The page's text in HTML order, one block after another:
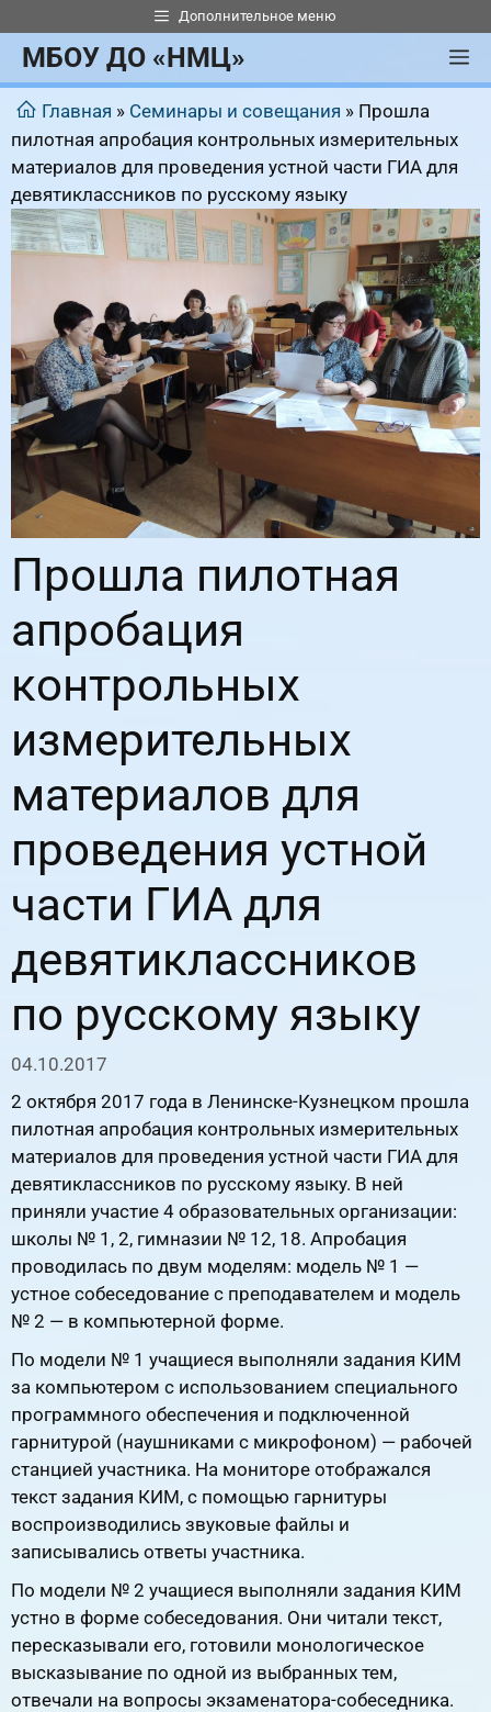
к
содержимому
Дополнительное меню
МБОУ ДО «НМЦ»
Главная » Семинары и совещания » Прошла
пилотная апробация контрольных измерительных
материалов для проведения устной части ГИА для
девятиклассников по русскому языку
Прошла пилотная
апробация
контрольных
измерительных
материалов для
проведения устной
части ГИА для
девятиклассников
по русскому языку
04.10.2017
2 октября 2017 года в Ленинске-Кузнецком прошла
пилотная апробация контрольных измерительных
материалов для проведения устной части ГИА для
девятиклассников по русскому языку. В ней
приняли участие 4 образовательных организации:
школы № 1, 2, гимназии № 12, 18. Апробация
проводилась по двум моделям: модель № 1 —
устное собеседование с преподавателем и модель
№ 2 — в компьютерной форме.
По модели № 1 учащиеся выполняли задания КИМ
за компьютером с использованием специального
программного обеспечения и подключенной
гарнитурой (наушниками с микрофоном) — рабочей
станцией участника. На мониторе отображался
текст задания КИМ, с помощью гарнитуры
воспроизводились звуковые файлы и
записывались ответы участника.
По модели № 2 учащиеся выполняли задания КИМ
устно в форме собеседования. Они читали текст,
пересказывали его, готовили монологическое
высказывание по одной из выбранных тем,
отвечали на вопросы экзаменатора-собеседника.